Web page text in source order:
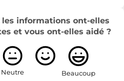
informations ont-elles
et vous ont-elles aidé ?
Neutre Beaucoup